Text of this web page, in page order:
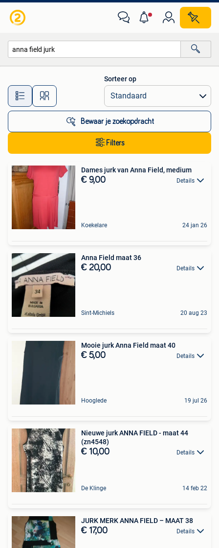
Alle afstanden…
Sorteer op
Bewaar je zoekopdracht
Filters
Dames jurk van Anna Field, medium
€ 9,00 Details
Koekelare 24 jan 26
Anna Field maat 36
€ 20,00 Details
Sint-Michiels 20 aug 23
Mooie jurk Anna Field maat 40
€ 5,00 Details
Hooglede 19 jul 26
Nieuwe jurk ANNA FIELD - maat 44
(zn4548)
€ 10,00 Details
De Klinge 14 feb 22
JURK MERK ANNA FIELD – MAAT 38
€ 17,00 Details